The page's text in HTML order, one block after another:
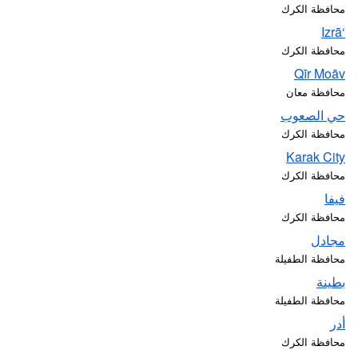
محافظة الكرك
‘Izrā
محافظة الكرك
Qīr Moāv
محافظة معان
حي الصعوب
محافظة الكرك
Karak City
محافظة الكرك
فيفا
محافظة الكرك
مجادل
محافظة الطفيلة
بطينة
محافظة الطفيلة
أدر
محافظة الكرك